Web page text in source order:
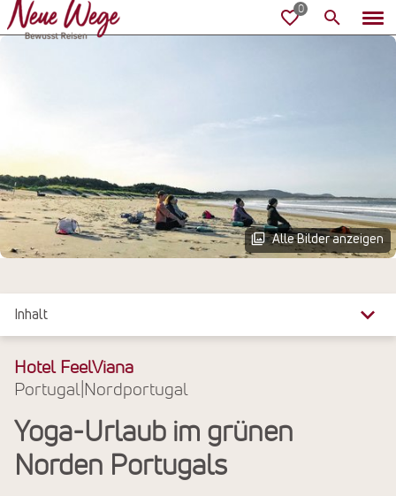
Alle Bilder anzeigen
Inhalt
Überblick
Reiseinfos
Termine & Preise
Hotel FeelViana
Portugal Nordportugal
Yoga-Urlaub im grünen
Norden Portugals